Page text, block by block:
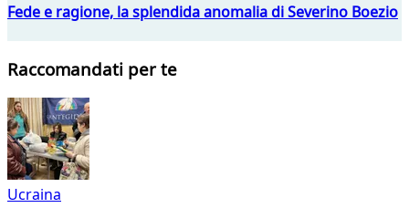
Fede e ragione, la splendida anomalia di Severino Boezio
Raccomandati per te
Ucraina